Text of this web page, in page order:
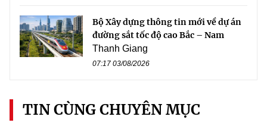
Bộ Xây dựng thông tin mới về dự án
đường sắt tốc độ cao Bắc – Nam
Thanh Giang
07:17 03/08/2026
TIN CÙNG CHUYÊN MỤC